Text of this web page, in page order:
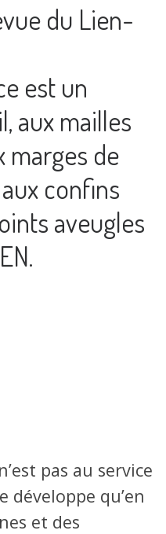
du Lien-
est un
aux mailles
marges de
confins
aveugles
pas au service
développe qu’en
et des